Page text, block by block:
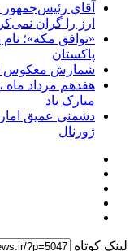
آقای رئیس‌جمهور
ارز را گران
«توافق مکه»؛
پاکستان
شمارش معکوس
هفدهم مرداد ماه
مبارک باد
دشمنی عمیق
ژورنال
لینک کوتاه